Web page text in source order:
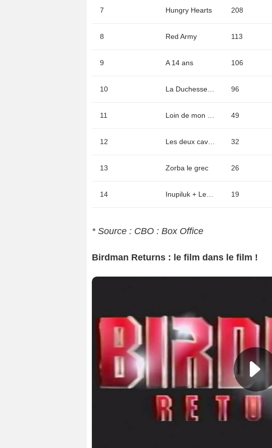
7 Hungry Hearts 208
8 Red Army 113
9 A 14 ans 106
10 96
11 49
12 32
13 Zorba le grec 26
14 19
* Source : CBO : Box Office
Birdman Returns : le film dans le film !